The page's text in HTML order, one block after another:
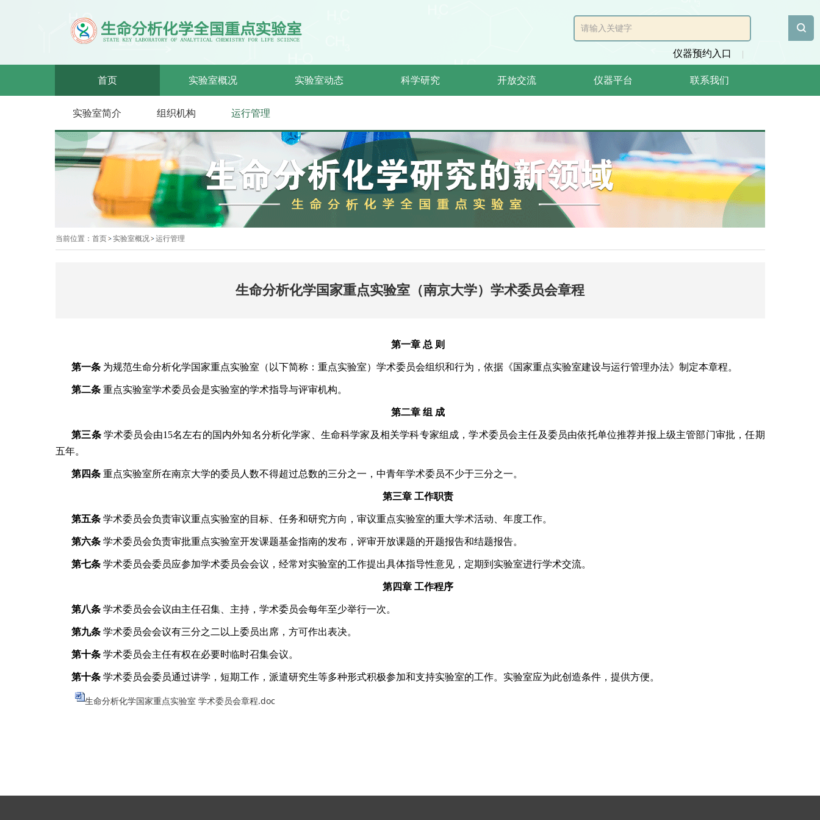
仪器预约入口 |
首页 实验室概况 实验室动态 科学研究 开放交流 仪器平台 联系我们
实验室简介 组织机构 运行管理
当前位置： 首页 实验室概况 运行管理
生命分析化学国家重点实验室（南京大学）学术委员会章程
第一章 总 则
第一条 为规范生命分析化学国家重点实验室（以下简称：重点实验室）学术委员会组织和行为，依据《国家重点实验室建设与运行管理办法》制定本章程。
第二条 重点实验室学术委员会是实验室的学术指导与评审机构。
第二章 组 成
第三条 学术委员会由15名左右的国内外知名分析化学家、生命科学家及相关学科专家组成，学术委员会主任及委员由依托单位推荐并报上级主管部门审批，任期
五年。
第四条重点实验室所在南京大学的委员人数不得超过总数的三分之一，中青年学术委员不少于三分之一。
第三章 工作职责
第五条学术委员会负责审议重点实验室的目标、任务和研究方向，审议重点实验室的重大学术活动、年度工作。
第六条学术委员会负责审批重点实验室开发课题基金指南的发布，评审开放课题的开题报告和结题报告。
第七条学术委员会委员应参加学术委员会会议，经常对实验室的工作提出具体指导性意见，定期到实验室进行学术交流。
第四章 工作程序
第八条学术委员会会议由主任召集、主持，学术委员会每年至少举行一次。
第九条学术委员会会议有三分之二以上委员出席，方可作出表决。
第十条学术委员会主任有权在必要时临时召集会议。
第十条 学术委员会委员通过讲学，短期工作，派遣研究生等多种形式积极参加和支持实验室的工作。实验室应为此创造条件，提供方便。
生命分析化学国家重点实验室 学术委员会章程.doc